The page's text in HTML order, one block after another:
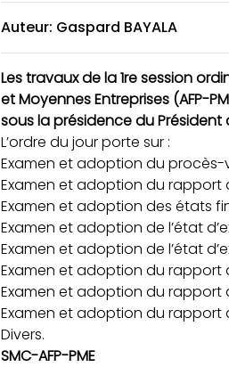
Auteur: Gaspard BAYALA
Les travaux de la 1re session
et Moyennes Entreprises (AFP-
sous la présidence du Président
L’ordre du jour porte sur :
Examen et adoption du procès-
Examen et adoption du rapport
Examen et adoption des états
Examen et adoption de l’état
Examen et adoption de l’état
Examen et adoption du rapport
Examen et adoption du rapport
Examen et adoption du rapport
Divers.
SMC-AFP-PME